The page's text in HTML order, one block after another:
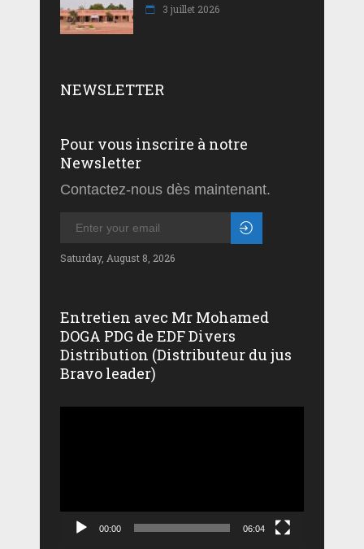
3 juillet 2026
NEWSLETTER
Pour vous inscrire à notre
Newsletter
Contactez-nous dès maintenant.
Saturday, August 8, 2026
Entretien avec Mr Mohamed
DOGA PDG de EDF Divers
Distribution (Distributeur du jus
Bravo leader)
00:00 06:04